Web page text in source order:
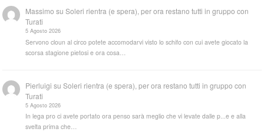
Massimo suSoleri rientra (e spera), per ora restano tutti in gruppo con
Turati
5 Agosto 2026
Servono cloun al circo potete accomodarvi visto lo schifo con cui avete giocato la
scorsa stagione pietosi e ora cosa…
Pierluigi suSoleri rientra (e spera), per ora restano tutti in gruppo con
Turati
5 Agosto 2026
In lega pro ci avete portato ora penso sarà meglio che vi levate dalle p...e e alla
svelta prima che…